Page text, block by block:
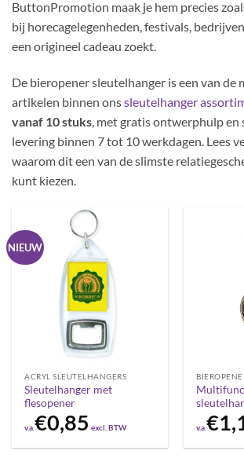
ButtonPromotion maak je hem precies
bij horecagelegenheden, festivals,
een origineel cadeau zoekt.
De bieropener sleutelhanger is een van de
artikelen binnen onssleutelhanger
vanaf 10 stuks, met gratis ontwerphulp en
levering binnen 7 tot 10 werkdagen. Lees
waarom dit een van de slimste
kunt kiezen.
NIEUW
ACRYL SLEUTELHANGERS
Sleutelhanger met
flesopener
v.a.€0,85 excl. BTW v.a.€